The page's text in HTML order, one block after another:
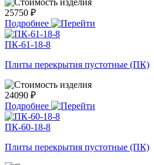
25750 ₽
Подробнее
ПК-61-18-8
Плиты перекрытия пустотные (ПК)
24090 ₽
Подробнее
ПК-60-18-8
Плиты перекрытия пустотные (ПК)